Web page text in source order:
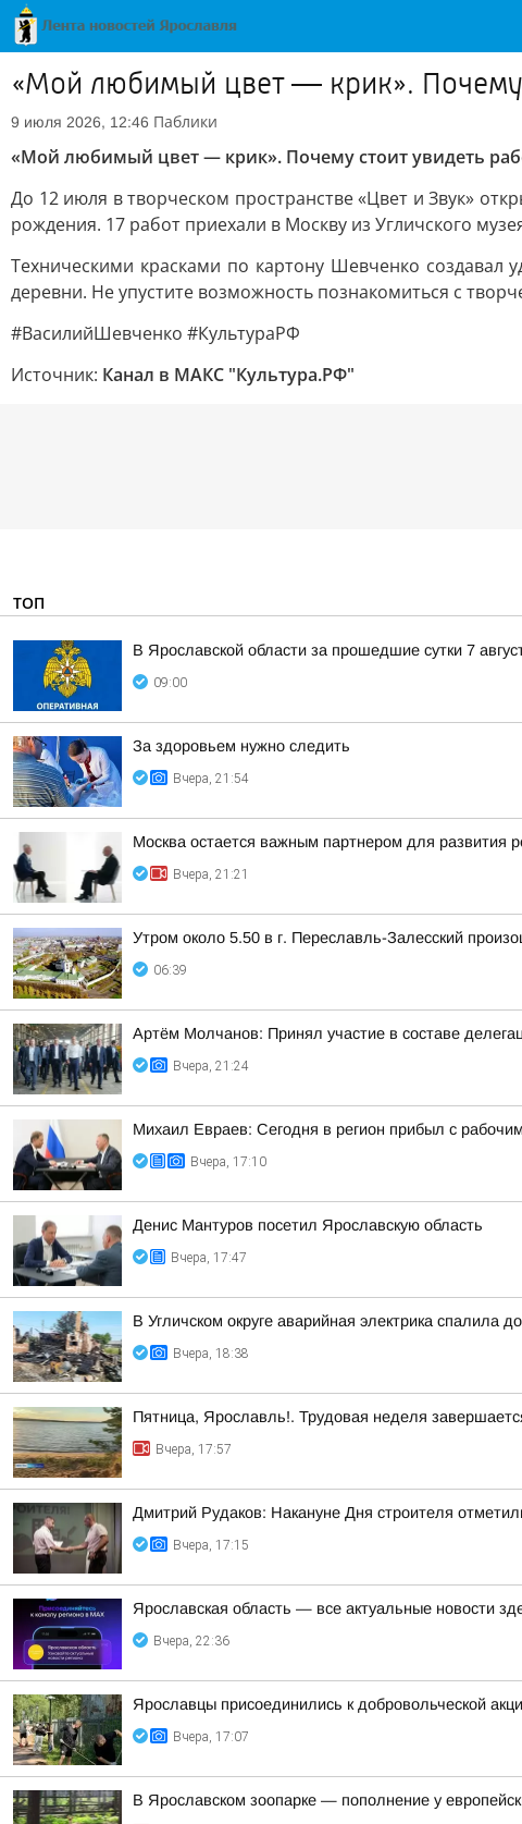
«Мой любимый цвет — крик». Почему
9 июля 2026, 12:46 Паблики
«Мой любимый цвет — крик». Почему стоит увидеть
До 12 июля в творческом пространстве «Цвет и Звук»
рождения. 17 работ приехали в Москву из Угличского
Техническими красками по картону Шевченко создавал
деревни. Не упустите возможность познакомиться с
#ВасилийШевченко #КультураРФ
Источник: Канал в МАКС "Культура.РФ"
ТОП
В Ярославской области за прошедшие сутки 7
09:00
За здоровьем нужно следить
Вчера, 21:54
Москва остается важным партнером для развития
Вчера, 21:21
Утром около 5.50 в г. Переславль-Залесский
06:39
Артём Молчанов: Принял участие в составе
Вчера, 21:24
Михаил Евраев: Сегодня в регион прибыл с
Вчера, 17:10
Денис Мантуров посетил Ярославскую область
Вчера, 17:47
В Угличском округе аварийная электрика спалила
Вчера, 18:38
Пятница, Ярославль!. Трудовая неделя
Вчера, 17:57
Дмитрий Рудаков: Накануне Дня строителя
Вчера, 17:15
Ярославская область — все актуальные новости
Вчера, 22:36
Ярославцы присоединились к добровольческой
Вчера, 17:07
В Ярославском зоопарке — пополнение у